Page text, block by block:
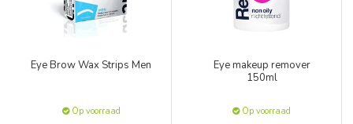
Eye Brow Wax Strips Men
Op voorraad
Eye makeup remover
150ml
Op voorraad